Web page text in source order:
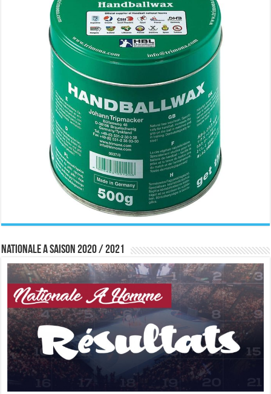
Nationale A saison 2020 / 2021